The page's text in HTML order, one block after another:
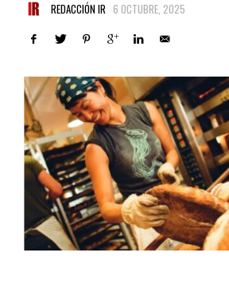
REDACCIÓN IR 6 OCTUBRE, 2025